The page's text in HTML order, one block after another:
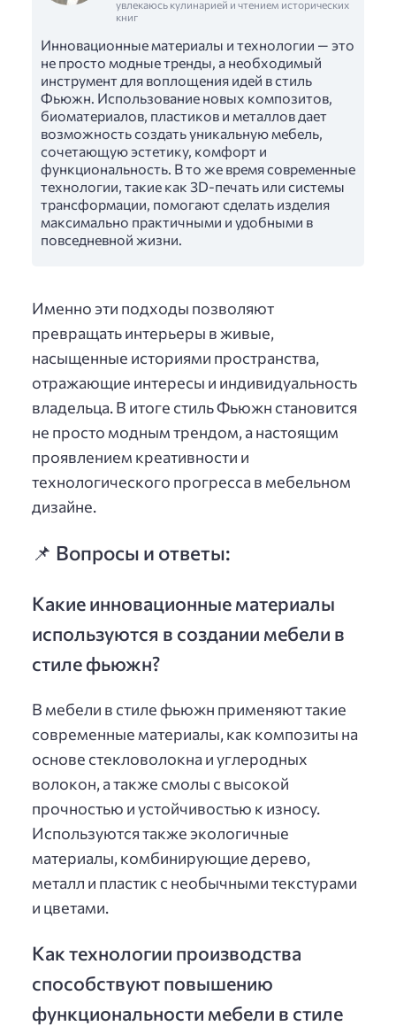
увлекаюсь кулинарией и чтением исторических
книг
Инновационные материалы и технологии — это
не просто модные тренды, а необходимый
инструмент для воплощения идей в стиль
Фьюжн. Использование новых композитов,
биоматериалов, пластиков и металлов дает
возможность создать уникальную мебель,
сочетающую эстетику, комфорт и
функциональность. В то же время современные
технологии, такие как 3D-печать или системы
трансформации, помогают сделать изделия
максимально практичными и удобными в
повседневной жизни.
Именно эти подходы позволяют
превращать интерьеры в живые,
насыщенные историями пространства,
отражающие интересы и индивидуальность
владельца. В итоге стиль Фьюжн становится
не просто модным трендом, а настоящим
проявлением креативности и
технологического прогресса в мебельном
дизайне.
📌 Вопросы и ответы:
Какие инновационные материалы
используются в создании мебели в
стиле фьюжн?
В мебели в стиле фьюжн применяют такие
современные материалы, как композиты на
основе стекловолокна и углеродных
волокон, а также смолы с высокой
прочностью и устойчивостью к износу.
Используются также экологичные
материалы, комбинирующие дерево,
металл и пластик с необычными текстурами
и цветами.
Как технологии производства
способствуют повышению
функциональности мебели в стиле